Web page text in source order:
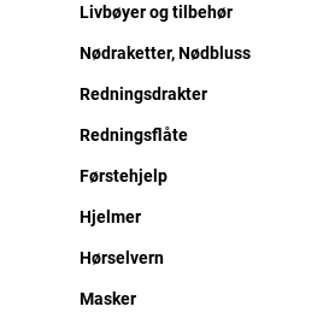
Livbøyer og tilbehør
Nødraketter, Nødbluss
Redningsdrakter
Redningsflåte
Førstehjelp
Hjelmer
Hørselvern
Masker